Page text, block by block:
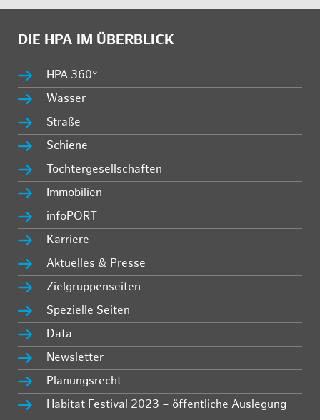
DIE HPA IM ÜBERBLICK
HPA 360°
Wasser
Straße
Schiene
Tochtergesellschaften
Immobilien
infoPORT
Karriere
Aktuelles & Presse
Zielgruppenseiten
Spezielle Seiten
Data
Newsletter
Planungsrecht
Habitat Festival 2023 – öffentliche Auslegung